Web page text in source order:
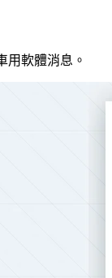
用軟體消息。